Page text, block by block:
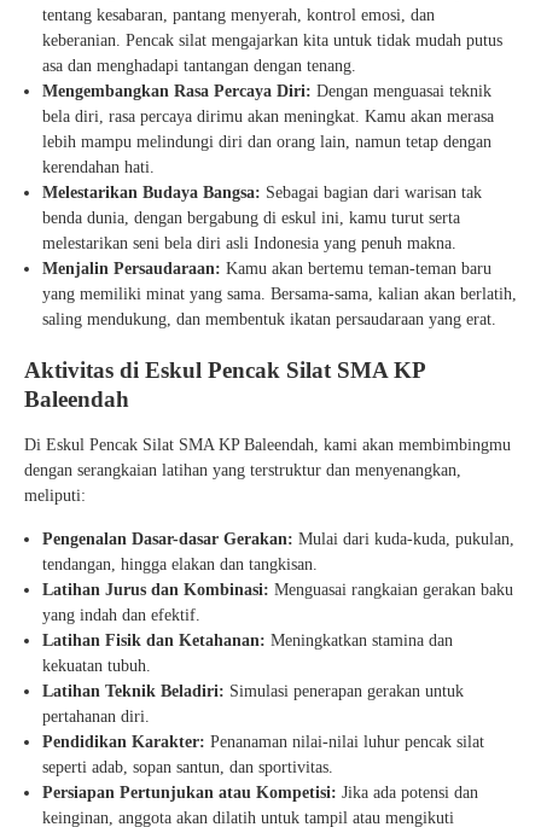
tentang kesabaran, pantang menyerah, kontrol emosi, dan
keberanian. Pencak silat mengajarkan kita untuk tidak mudah putus
asa dan menghadapi tantangan dengan tenang.
Mengembangkan Rasa Percaya Diri: Dengan menguasai teknik
bela diri, rasa percaya dirimu akan meningkat. Kamu akan merasa
lebih mampu melindungi diri dan orang lain, namun tetap dengan
kerendahan hati.
Melestarikan Budaya Bangsa: Sebagai bagian dari warisan tak
benda dunia, dengan bergabung di eskul ini, kamu turut serta
melestarikan seni bela diri asli Indonesia yang penuh makna.
Menjalin Persaudaraan: Kamu akan bertemu teman-teman baru
yang memiliki minat yang sama. Bersama-sama, kalian akan berlatih,
saling mendukung, dan membentuk ikatan persaudaraan yang erat.
Aktivitas di Eskul Pencak Silat SMA KP
Baleendah
Di Eskul Pencak Silat SMA KP Baleendah, kami akan membimbingmu
dengan serangkaian latihan yang terstruktur dan menyenangkan,
meliputi:
Pengenalan Dasar-dasar Gerakan: Mulai dari kuda-kuda, pukulan,
tendangan, hingga elakan dan tangkisan.
Latihan Jurus dan Kombinasi: Menguasai rangkaian gerakan baku
yang indah dan efektif.
Latihan Fisik dan Ketahanan: Meningkatkan stamina dan
kekuatan tubuh.
Latihan Teknik Beladiri: Simulasi penerapan gerakan untuk
pertahanan diri.
Pendidikan Karakter: Penanaman nilai-nilai luhur pencak silat
seperti adab, sopan santun, dan sportivitas.
Persiapan Pertunjukan atau Kompetisi: Jika ada potensi dan
keinginan, anggota akan dilatih untuk tampil atau mengikuti